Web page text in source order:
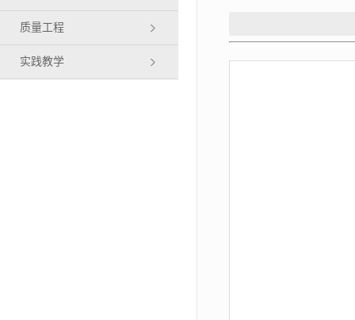
质量工程
实践教学